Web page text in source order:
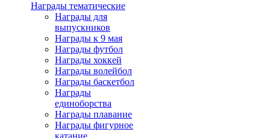
Награды тематические
Награды для
выпускников
Награды к 9 мая
Награды футбол
Награды хоккей
Награды волейбол
Награды баскетбол
Награды
единоборства
Награды плавание
Награды фигурное
катание